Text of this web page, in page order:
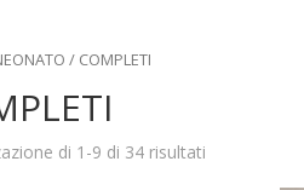
/ COMPLETI
di 1-9 di 34 risultati